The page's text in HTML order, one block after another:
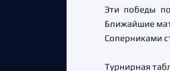
Эти победы
Ближайшие
Соперниками
Турнирная